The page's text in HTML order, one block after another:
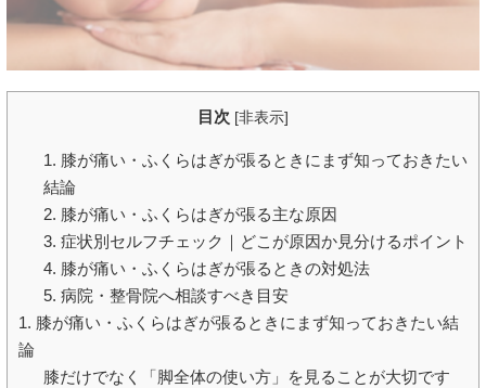
目次 [非表示]
1. 膝が痛い・ふくらはぎが張るときにまず知っておきたい
結論
2. 膝が痛い・ふくらはぎが張る主な原因
3. 症状別セルフチェック｜どこが原因か見分けるポイント
4. 膝が痛い・ふくらはぎが張るときの対処法
5. 病院・整骨院へ相談すべき目安
1. 膝が痛い・ふくらはぎが張るときにまず知っておきたい結
論
膝だけでなく「脚全体の使い方」を見ることが大切です